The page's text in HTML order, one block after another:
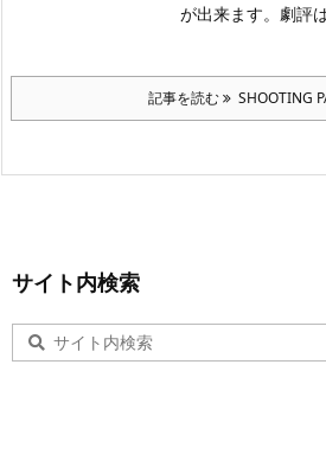
が出来ます。劇評
記事を読む SHOOTING
サイト内検索